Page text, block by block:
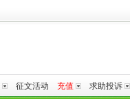
征文活动 充值 求助投诉